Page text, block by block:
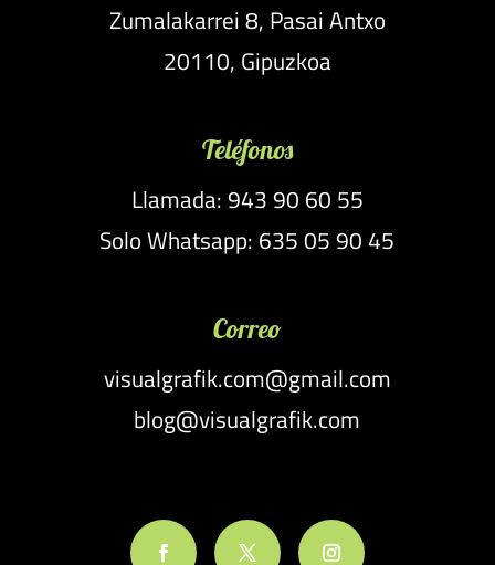
Zumalakarrei 8, Pasai Antxo
20110, Gipuzkoa
Teléfonos
Llamada: 943 90 60 55
Solo Whatsapp: 635 05 90 45
Correo
visualgrafik.com@gmail.com
blog@visualgrafik.com